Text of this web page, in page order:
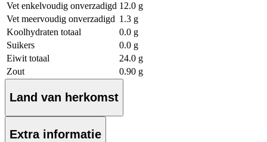
Vet enkelvoudig onverzadigd 12.0 g
Vet meervoudig onverzadigd 1.3 g
Koolhydraten totaal
0.0 g
Suikers
0.0 g
Eiwit totaal
24.0 g
Zout
0.90 g
Land van herkomst
Extra informatie